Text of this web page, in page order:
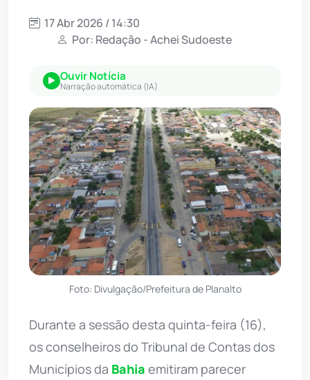
17 Abr 2026 / 14:30
Por: Redação - Achei Sudoeste
Ouvir Notícia
Narração automática (IA)
Foto: Divulgação/Prefeitura de Planalto
Durante a sessão desta quinta-feira (16),
os conselheiros do Tribunal de Contas dos
Municípios da Bahia emitiram parecer